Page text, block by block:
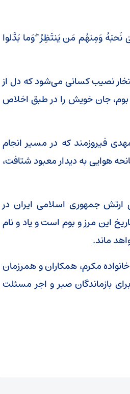
وَمِنهُم مَن یَنتَظِرُ ۖ وَما بَدَّلوا
نصیب کسانی می‌شود که دل از
بوم، جان خویش را در طبق اخلاص
فیروزمند که در مسیر انجام
هوایی به دیدار معبود شتافت،
ارتش جمهوری اسلامی ایران در
این مرز و بوم است و یاد و نام
ماند.
مکرم، همکاران و همرزمان
بازماندگان صبر و اجر مسئلت